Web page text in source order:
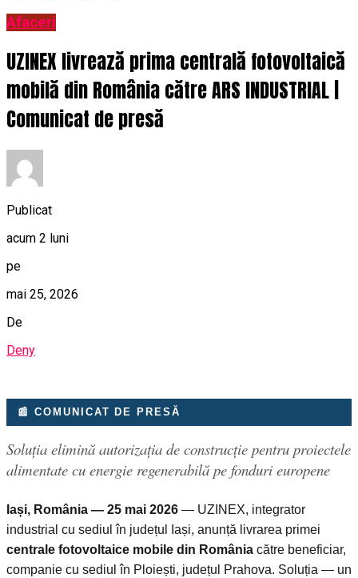
Afaceri
UZINEX livrează prima centrală fotovoltaică
mobilă din România către ARS INDUSTRIAL |
Comunicat de presă
Publicat
acum 2 luni
pe
mai 25, 2026
De
Deny
📰 COMUNICAT DE PRESĂ
Soluția elimină autorizația de construcție pentru proiectele
alimentate cu energie regenerabilă pe fonduri europene
Iași, România — 25 mai 2026 — UZINEX, integrator
industrial cu sediul în județul Iași, anunță livrarea primei
centrale fotovoltaice mobile din România către beneficiar,
companie cu sediul în Ploiești, județul Prahova. Soluția — un